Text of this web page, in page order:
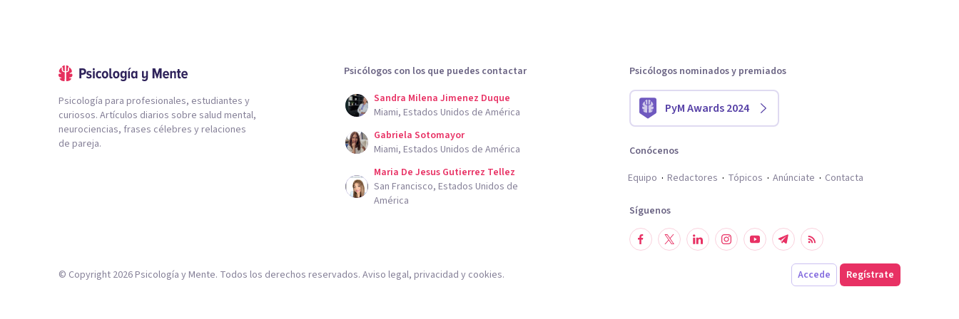
Psicología para profesionales, estudiantes y
curiosos. Artículos diarios sobre salud mental,
neurociencias, frases célebres y relaciones
de pareja.
Psicólogos con los que puedes contactar
Sandra Milena Jimenez Duque
Miami, Estados Unidos de América
Gabriela Sotomayor
Miami, Estados Unidos de América
Maria De Jesus Gutierrez Tellez
San Francisco, Estados Unidos de
América
Psicólogos nominados y premiados
PyM Awards 2024
Conócenos
Equipo
Redactores Tópicos Anúnciate Contacta
Síguenos
Accede Regístrate
© Copyright 2026Psicología y Mente. Todos los derechos reservados. Aviso legal, privacidad y cookies.